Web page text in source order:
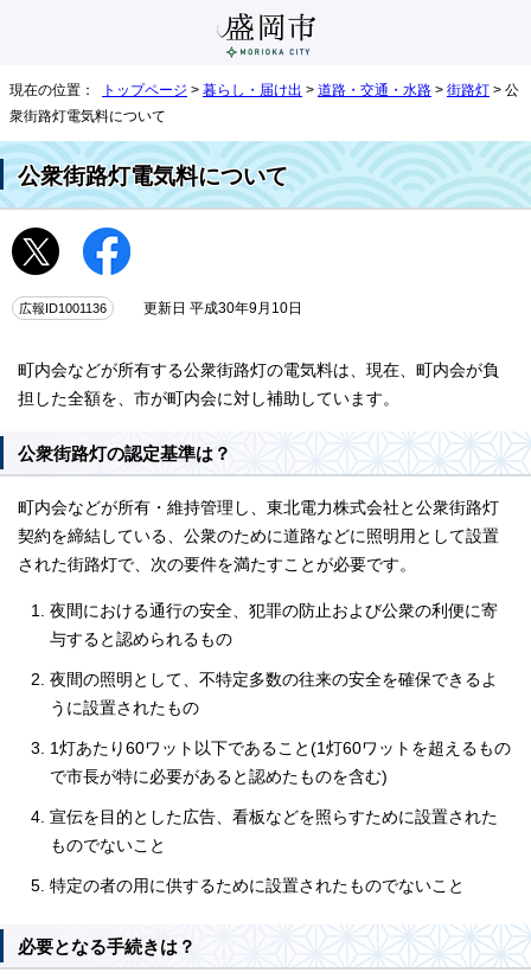
現在の位置： トップページ > 暮らし・届け出 > 道路・交通・水路 > 街路灯 > 公
衆街路灯電気料について
公衆街路灯電気料について
広報ID1001136 更新日 平成30年9月10日
町内会などが所有する公衆街路灯の電気料は、現在、町内会が負
担した全額を、市が町内会に対し補助しています。
公衆街路灯の認定基準は？
町内会などが所有・維持管理し、東北電力株式会社と公衆街路灯
契約を締結している、公衆のために道路などに照明用として設置
された街路灯で、次の要件を満たすことが必要です。
夜間における通行の安全、犯罪の防止および公衆の利便に寄
与すると認められるもの
夜間の照明として、不特定多数の往来の安全を確保できるよ
うに設置されたもの
1灯あたり60ワット以下であること(1灯60ワットを超えるもの
で市長が特に必要があると認めたものを含む)
宣伝を目的とした広告、看板などを照らすために設置された
ものでないこと
特定の者の用に供するために設置されたものでないこと
必要となる手続きは？